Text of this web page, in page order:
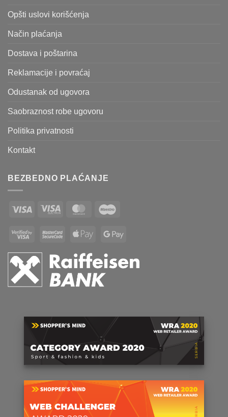
Opšti uslovi korišćenja
Način plaćanja
Dostava i poštarina
Reklamacije i povraćaj
Odustanak od ugovora
Saobraznost robe ugovoru
Politika privatnosti
Kontakt
BEZBEDNO PLAĆANJE
Visa
Visa
MasterCard
Visa
MasterCardApple
Google